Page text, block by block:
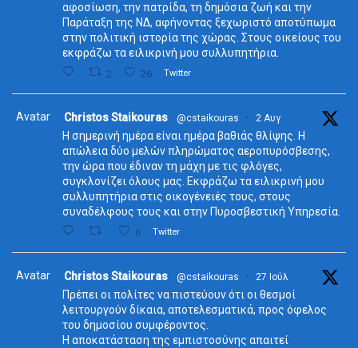
αφοσίωση, την πατρίδα, τη δημόσια ζωή και την
Παράταξη της ΝΔ, αφήνοντας ξεχωριστό αποτύπωμα
στην πολιτική ιστορία της χώρας. Στους οικείους του
εκφράζω τα ειλικρινή μου συλλυπητήρια.
2 26 Twitter
Avatar Christos Staikouras @cstaikouras · 2 Αυγ
Η σημερινή ημέρα είναι ημέρα βαθιάς θλίψης. Η
απώλεια δύο μελών πληρώματος αεροπυρόσβεσης,
την ώρα που έδιναν τη μάχη με τις φλόγες,
συγκλονίζει όλους μας. Εκφράζω τα ειλικρινή μου
συλλυπητήρια στις οικογένειές τους, στους
συναδέλφους τους και στην Πυροσβεστική Υπηρεσία.
6 Twitter
Avatar Christos Staikouras @cstaikouras · 27 Ιούλ
Πρέπει οι πολίτες να πιστεύουν ότι οι θεσμοί
λειτουργούν δίκαια, αποτελεσματικά, προς όφελος
του δημοσίου συμφέροντος.
Η αποκατάσταση της εμπιστοσύνης απαιτεί